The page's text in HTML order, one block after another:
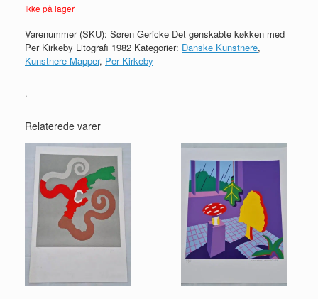
Ikke på lager
Varenummer (SKU): Søren Gericke Det genskabte køkken med
Per Kirkeby Litografi 1982 Kategorier: Danske Kunstnere,
Kunstnere Mapper, Per Kirkeby
.
Relaterede varer